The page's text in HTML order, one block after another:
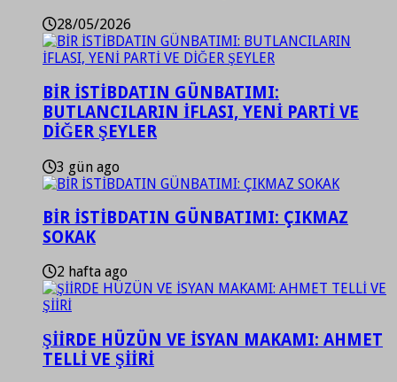
28/05/2026
BİR İSTİBDATIN GÜNBATIMI:
BUTLANCILARIN İFLASI, YENİ PARTİ VE
DİĞER ŞEYLER
3 gün ago
BİR İSTİBDATIN GÜNBATIMI: ÇIKMAZ
SOKAK
2 hafta ago
ŞİİRDE HÜZÜN VE İSYAN MAKAMI: AHMET
TELLİ VE ŞİİRİ